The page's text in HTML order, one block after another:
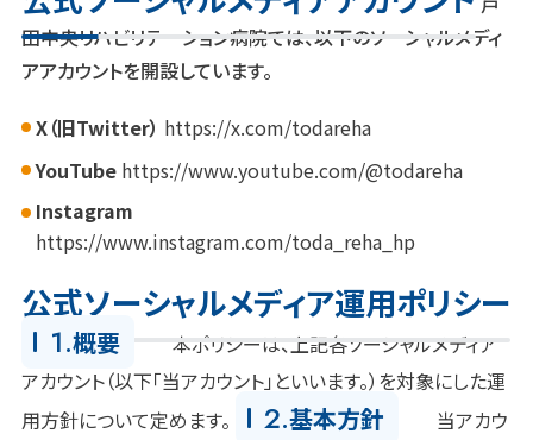
田中央リハビリテーション病院では、以下のソーシャルメディ
アアカウントを開設しています。
X（旧Twitter） https://x.com/todareha
YouTube https://www.youtube.com/@todareha
Instagram
https://www.instagram.com/toda_reha_hp
公式ソーシャルメディア運用ポリシー
1.概要
本ポリシーは、上記各ソーシャルメディア
アカウント（以下「当アカウント」といいます。）を対象にした運
用方針について定めます。
2.基本方針
当アカウ